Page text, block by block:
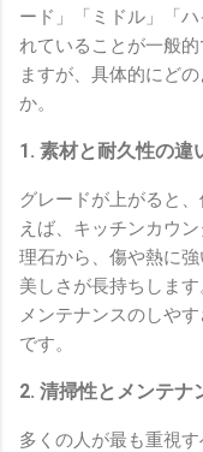
ード」「ミドル」「
れていることが一般
ますが、具体的にど
か。
1. 素材と耐久性の違
グレードが上がると
えば、キッチンカウ
理石から、傷や熱に強
美しさが長持ちしま
メンテナンスのしや
です。
2. 清掃性とメンテナ
多くの人が最も重視